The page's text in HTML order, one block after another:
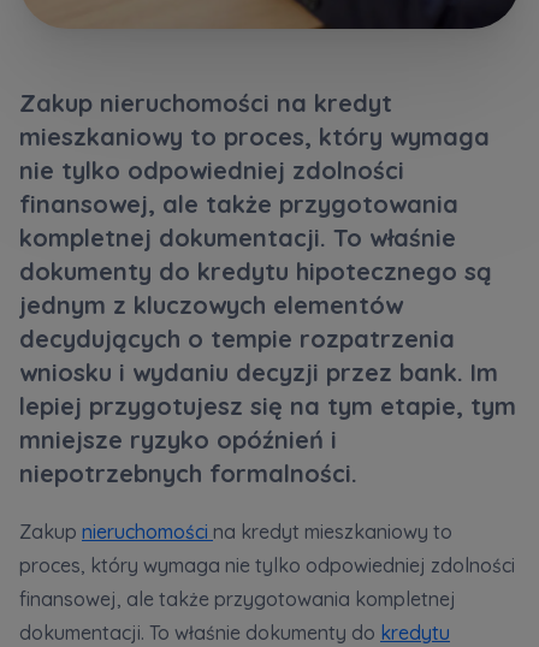
Zakup nieruchomości na kredyt
mieszkaniowy to proces, który wymaga
nie tylko odpowiedniej zdolności
finansowej, ale także przygotowania
kompletnej dokumentacji. To właśnie
dokumenty do kredytu hipotecznego są
jednym z kluczowych elementów
decydujących o tempie rozpatrzenia
wniosku i wydaniu decyzji przez bank. Im
lepiej przygotujesz się na tym etapie, tym
mniejsze ryzyko opóźnień i
niepotrzebnych formalności.
Zakup nieruchomości na kredyt mieszkaniowy to
proces, który wymaga nie tylko odpowiedniej zdolności
finansowej, ale także przygotowania kompletnej
dokumentacji. To właśnie dokumenty do kredytu
E-mail
Zamawiam obsługę w języku ukraińskim (Замовляю
контакт українською мовою)
Wyrażam wszystkie zgody
Informujemy, że w trosce o najwyższą jakość i
Rozwiń
Wyrażam zgodę na otrzymywanie informacji
handlowych od
Rozwiń
Każdej osobie przysługuje prawo dostępu do
treści swoich... *
Zawiadomienia o nabyciu lub posiadaniu znacznego
pakietu akcji proszę wysyłać na
Кожна особа має право отримати доступ до
Регламент надання електронних послуг товариством гк
Murapol
Зв’яжіться з нами